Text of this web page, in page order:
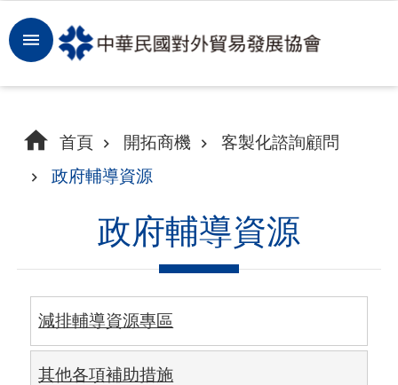
跳到主要內容區塊
登
入
拓
場
首頁 開拓商機
客製化諮詢顧問
政府輔導資源
政府輔導資源
減排輔導資源專區
其他各項補助措施